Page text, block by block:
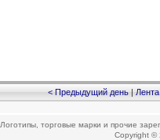
< Предыдущий день|Лента
Логотипы, торговые марки и прочие
Copyright ©